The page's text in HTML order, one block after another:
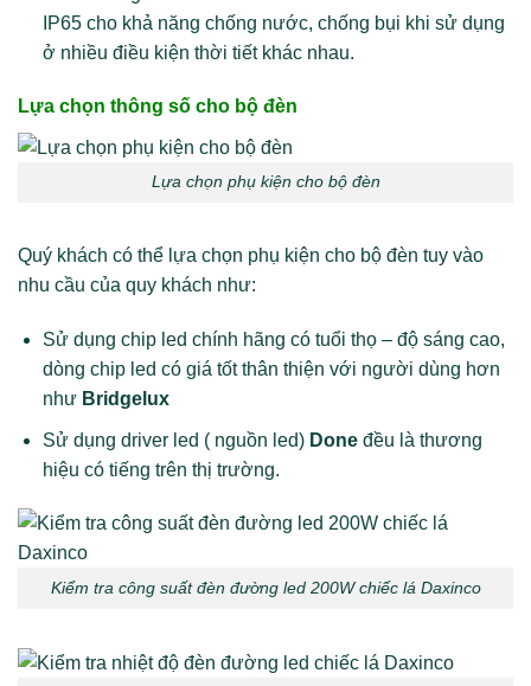
IP65 cho khả năng chống nước, chống bụi khi sử dụng
ở nhiều điều kiện thời tiết khác nhau.
Lựa chọn thông số cho bộ đèn
Lựa chọn phụ kiện cho bộ đèn
Quý khách có thể lựa chọn phụ kiện cho bộ đèn tuy vào
nhu cầu của quy khách như:
Sử dụng chip led chính hãng có tuổi thọ – độ sáng cao,
dòng chip led có giá tốt thân thiện với người dùng hơn
như Bridgelux
Sử dụng driver led ( nguồn led) Doneđều là thương
hiệu có tiếng trên thị trường.
Kiểm tra công suất đèn đường led 200W chiếc lá Daxinco